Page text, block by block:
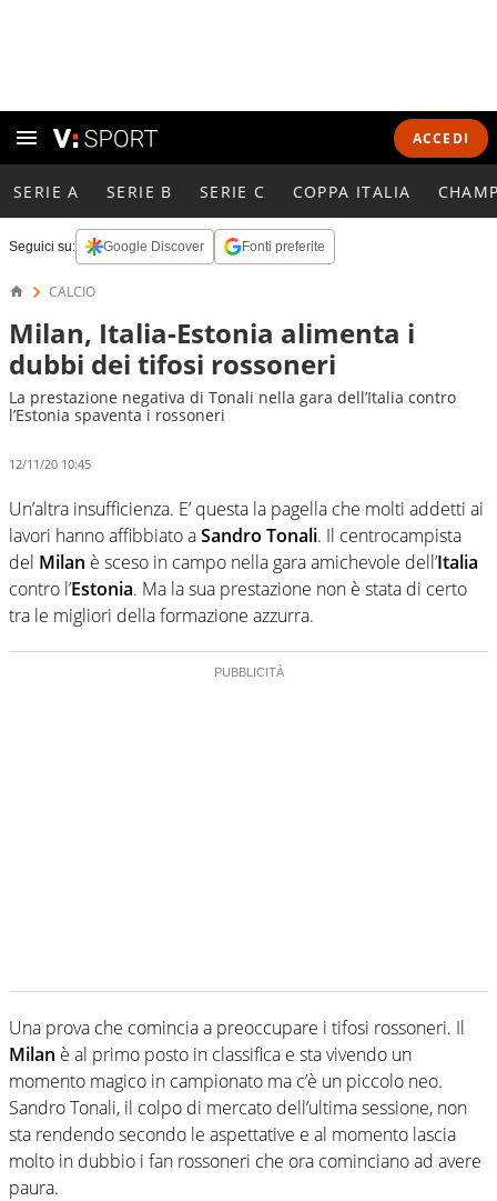
ACCEDI
SERIE A SERIE B SERIE C COPPA ITALIA
Seguici su: Google Discover Fonti preferite
CALCIO
Milan, Italia-Estonia alimenta i
dubbi dei tifosi rossoneri
La prestazione negativa di Tonali nella gara dell’Italia contro
l’Estonia spaventa i rossoneri
12/11/20 10:45
Un’altra insufficienza. E’ questa la pagella che molti addetti ai
lavori hanno affibbiato aSandro Tonali. Il centrocampista
del Milan è sceso in campo nella gara amichevole dell’Italia
contro l’Estonia. Ma la sua prestazione non è stata di certo
tra le migliori della formazione azzurra.
Una prova che comincia a preoccupare i tifosi rossoneri. Il
Milan è al primo posto in classifica e sta vivendo un
momento magico in campionato ma c’è un piccolo neo.
Sandro Tonali, il colpo di mercato dell’ultima sessione, non
sta rendendo secondo le aspettative e al momento lascia
molto in dubbio i fan rossoneri che ora cominciano ad avere
paura.